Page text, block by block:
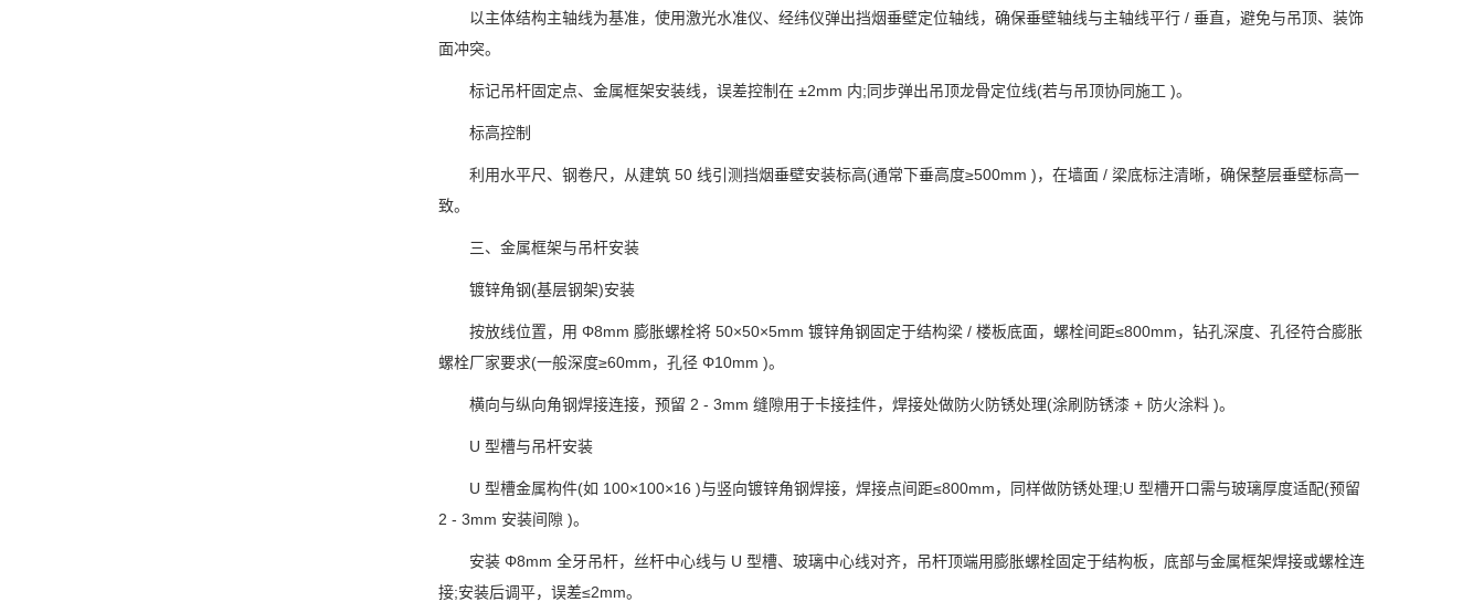
以主体结构主轴线为基准，使用激光水准仪、经纬仪弹出挡烟垂壁定位轴线，确保垂壁轴线与主轴线平行 / 垂直，避免与吊顶、装饰
面冲突。
标记吊杆固定点、金属框架安装线，误差控制在 ±2mm 内;同步弹出吊顶龙骨定位线(若与吊顶协同施工 )。
标高控制
利用水平尺、钢卷尺，从建筑 50 线引测挡烟垂壁安装标高(通常下垂高度≥500mm )，在墙面 / 梁底标注清晰，确保整层垂壁标高一
致。
三、金属框架与吊杆安装
镀锌角钢(基层钢架)安装
按放线位置，用 Φ8mm 膨胀螺栓将 50×50×5mm 镀锌角钢固定于结构梁 / 楼板底面，螺栓间距≤800mm，钻孔深度、孔径符合膨胀
螺栓厂家要求(一般深度≥60mm，孔径 Φ10mm )。
横向与纵向角钢焊接连接，预留 2 - 3mm 缝隙用于卡接挂件，焊接处做防火防锈处理(涂刷防锈漆 + 防火涂料 )。
U 型槽与吊杆安装
U 型槽金属构件(如 100×100×16 )与竖向镀锌角钢焊接，焊接点间距≤800mm，同样做防锈处理;U 型槽开口需与玻璃厚度适配(预留
2 - 3mm 安装间隙 )。
安装 Φ8mm 全牙吊杆，丝杆中心线与 U 型槽、玻璃中心线对齐，吊杆顶端用膨胀螺栓固定于结构板，底部与金属框架焊接或螺栓连
接;安装后调平，误差≤2mm。